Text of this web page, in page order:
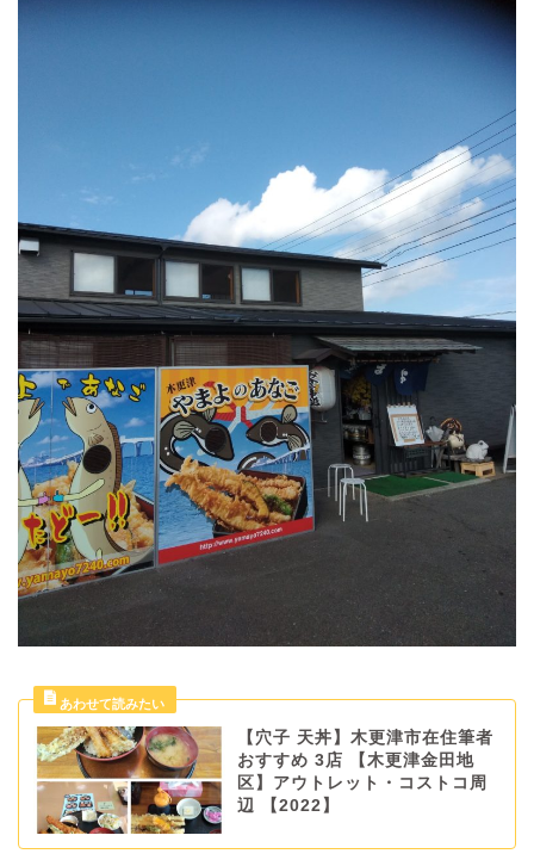
【穴子 天丼】木更津市在住筆者
おすすめ 3店 【木更津金田地
区】アウトレット・コストコ周
辺 【2022】